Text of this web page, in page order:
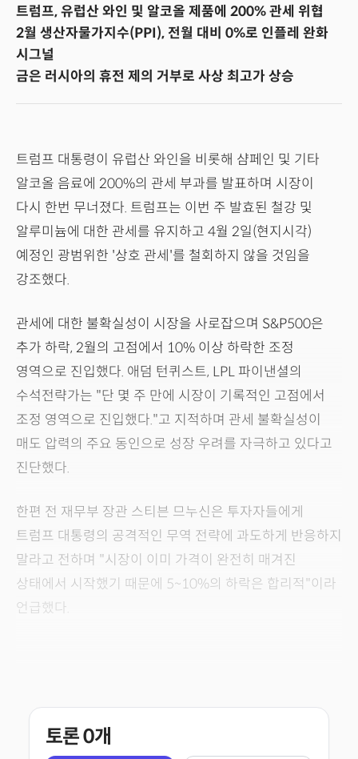
트럼프, 유럽산 와인 및 알코올 제품에 200% 관세 위협
2월 생산자물가지수(PPI), 전월 대비 0%로 인플레 완화
시그널
금은 러시아의 휴전 제의 거부로 사상 최고가 상승
트럼프 대통령이 유럽산 와인을 비롯해 샴페인 및 기타
알코올 음료에 200%의 관세 부과를 발표하며 시장이
다시 한번 무너졌다. 트럼프는 이번 주 발효된 철강 및
알루미늄에 대한 관세를 유지하고 4월 2일(현지시각)
예정인 광범위한 '상호 관세'를 철회하지 않을 것임을
강조했다.
관세에 대한 불확실성이 시장을 사로잡으며 S&P500은
추가 하락, 2월의 고점에서 10% 이상 하락한 조정
영역으로 진입했다. 애덤 턴퀴스트, LPL 파이낸셜의
수석전략가는 "단 몇 주 만에 시장이 기록적인 고점에서
조정 영역으로 진입했다."고 지적하며 관세 불확실성이
매도 압력의 주요 동인으로 성장 우려를 자극하고 있다고
진단했다.
한편 전 재무부 장관 스티븐 므누신은 투자자들에게
트럼프 대통령의 공격적인 무역 전략에 과도하게 반응하지
말라고 전하며 "시장이 이미 가격이 완전히 매겨진
상태에서 시작했기 때문에 5~10%의 하락은 합리적"이라
언급했다.
토론0개